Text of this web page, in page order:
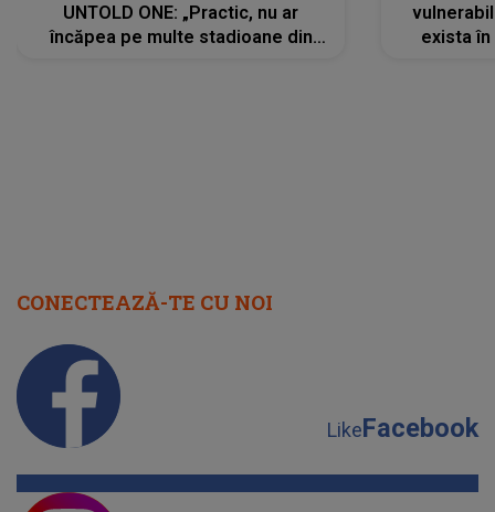
UNTOLD ONE: „Practic, nu ar
încăpea pe multe stadioane din
exista
CONECTEAZĂ-TE CU NOI
LikeFacebook